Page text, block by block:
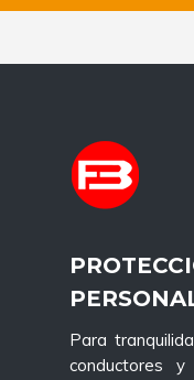
Para
conductores y